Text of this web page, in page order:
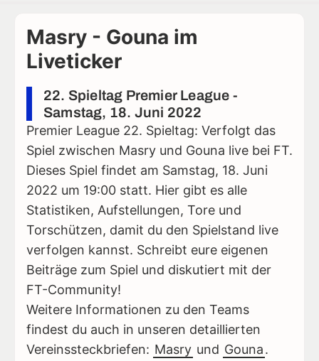
Masry - Gouna im
Liveticker
22. Spieltag Premier League -
Samstag, 18. Juni 2022
Premier League 22. Spieltag: Verfolgt das
Spiel zwischen Masry und Gouna live bei FT.
Dieses Spiel findet am Samstag, 18. Juni
2022 um 19:00 statt. Hier gibt es alle
Statistiken, Aufstellungen, Tore und
Torschützen, damit du den Spielstand live
verfolgen kannst. Schreibt eure eigenen
Beiträge zum Spiel und diskutiert mit der
FT-Community!
Weitere Informationen zu den Teams
findest du auch in unseren detaillierten
Vereinssteckbriefen: Masry und Gouna.